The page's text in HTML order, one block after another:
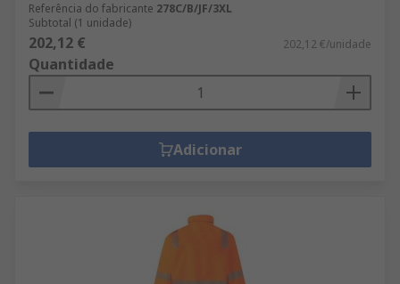
Referência do fabricante 278C/B/JF/3XL
Subtotal (1 unidade)
202,12 € 202,12 €/unidade
Quantidade
Adicionar